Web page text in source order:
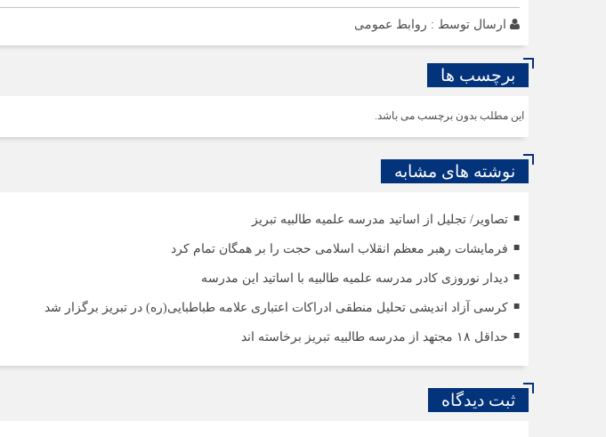
ارسال توسط : روابط عمومی
برچسب ها
این مطلب بدون برچسب می باشد.
نوشته های مشابه
تصاویر/ تجلیل از اساتید مدرسه علمیه طالبیه تبریز
فرمایشات رهبر معظم انقلاب اسلامی حجت را بر همگان تمام کرد
دیدار نوروزی کادر مدرسه علمیه طالبیه با اساتید این مدرسه
کرسی آزاد اندیشی تحلیل منطقی ادراکات اعتباری علامه طباطبایی(ره) در تبریز برگزار شد
حداقل ۱۸ مجتهد از مدرسه طالبیه تبریز برخاسته اند
ثبت دیدگاه